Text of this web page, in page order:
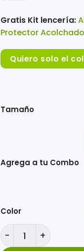
Gratis Kit lencería:
Protector Acolchado
Quiero solo el
Tamaño
Agrega a tu Combo
Color
Combo Lucso + Kit